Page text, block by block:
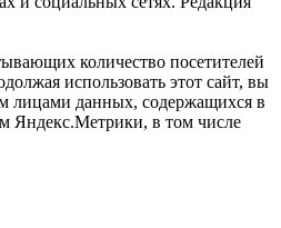
количество посетителей
использовать этот сайт, вы
лицами данных, содержащихся в
Яндекс.Метрики, в том числе